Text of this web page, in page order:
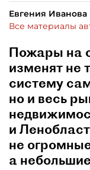
Евгения Иванова
Все материалы
Пожары на
изменят не
систему
но и весь
и
не
а